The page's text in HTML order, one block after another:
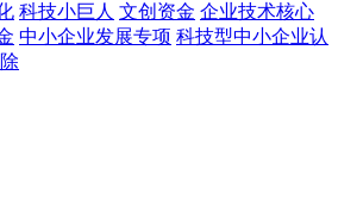
科技小巨人 文创资金 企业技术核心
中小企业发展专项 科技型中小企业认